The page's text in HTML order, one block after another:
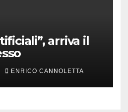
arriva il
ENRICO CANNOLETTA